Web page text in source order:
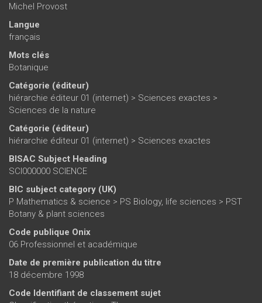
Michel Provost
Langue
français
Mots clés
Botanique
Catégorie (éditeur)
hiérarchie éditeur 01 (internet) > Sciences exactes >
Sciences de la nature
Catégorie (éditeur)
hiérarchie éditeur 01 (internet) > Sciences exactes
BISAC Subject Heading
SCI000000 SCIENCE
BIC subject category (UK)
P Mathematics & science > PS Biology, life sciences > PST
Botany & plant sciences
Code publique Onix
06 Professionnel et académique
Date de première publication du titre
18 décembre 1998
Code Identifiant de classement sujet